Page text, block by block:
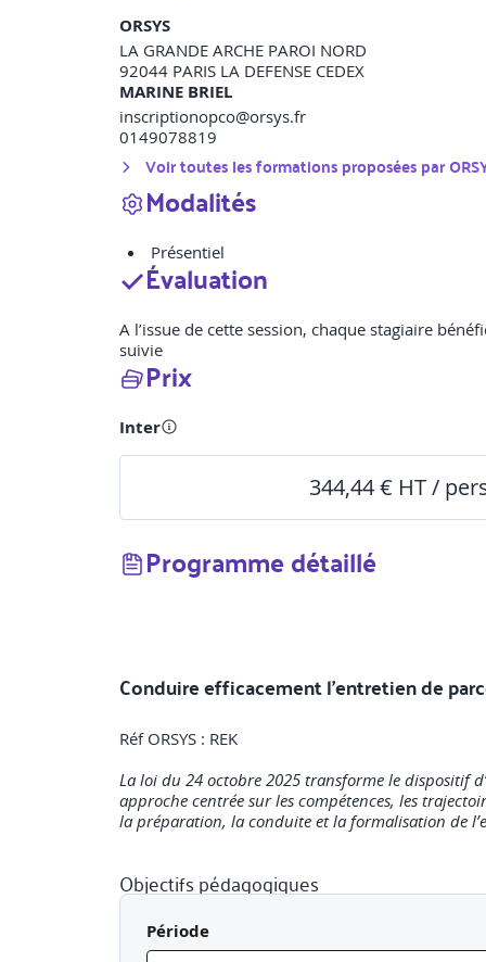
ORSYS
LA GRANDE ARCHE PAROI NORD
92044 PARIS LA DEFENSE CEDEX
MARINE BRIEL
inscriptionopco@orsys.fr
0149078819
Voir toutes les formations proposées par
Modalités
Présentiel
Évaluation
A l’issue de cette session, chaque stagiaire
suivie
Prix
Inter
344,44 € HT /
Programme détaillé
Conduire efficacement l’entretien de
Réf ORSYS : REK
La loi du 24 octobre 2025 transforme le dispositif
approche centrée sur les compétences, les
la préparation, la conduite et la formalisation de
Objectifs pédagogiques
A l'issue de la formation, le participant sera en
Période